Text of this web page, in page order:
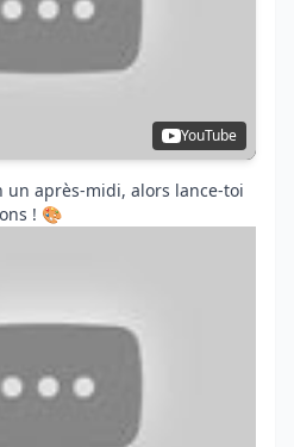
YouTube
un après-midi, alors lance-toi
! 🎨